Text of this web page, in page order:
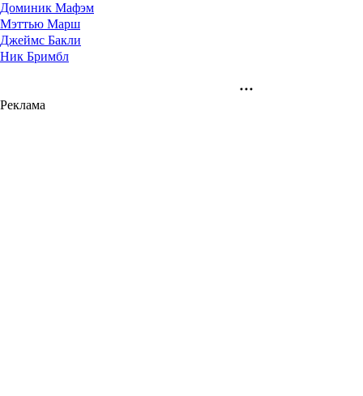
Доминик Мафэм
Мэттью Марш
Джеймс Бакли
Ник Бримбл
Реклама